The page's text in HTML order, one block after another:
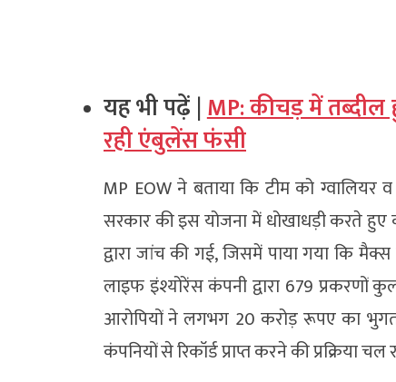
यह भी पढ़ें |MP: कीचड़ में
रही एंबुलेंस फंसी
MP EOW ने बताया कि टीम को ग्वालियर
सरकार की इस योजना में धोखाधड़ी करते हुए
द्वारा जांच की गई, जिसमें पाया गया कि
लाइफ इंश्योरेंस कंपनी द्वारा 679 प्रकरणों
आरोपियों ने लगभग 20 करोड़ रूपए का
कंपनियों से रिकॉर्ड प्राप्त करने की प्रक्रिया चल